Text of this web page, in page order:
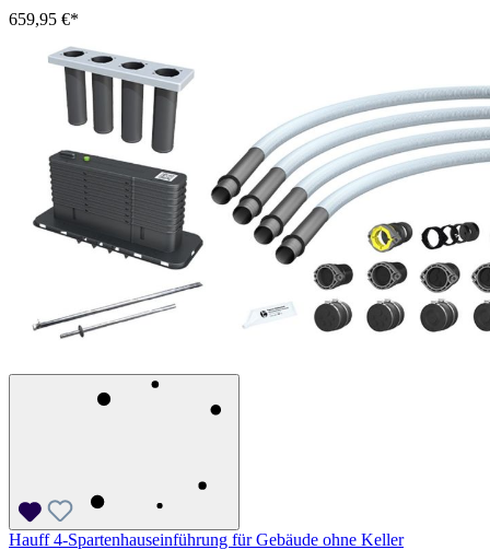
659,95 €*
Hauff 4-Spartenhauseinführung für Gebäude ohne Keller